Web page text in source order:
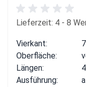
Lieferzeit: 4 - 8
Vierkant:
Oberfläche:
Längen:
Ausführung: